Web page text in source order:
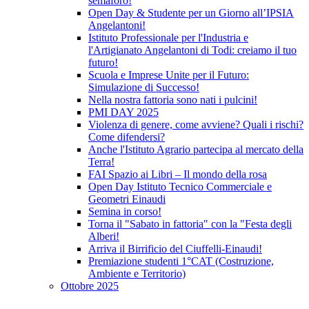
Open Day & Studente per un Giorno all’IPSIA
Angelantoni!
Istituto Professionale per l'Industria e
l'Artigianato Angelantoni di Todi: creiamo il tuo
futuro!
Scuola e Imprese Unite per il Futuro:
Simulazione di Successo!
Nella nostra fattoria sono nati i pulcini!
PMI DAY 2025
Violenza di genere, come avviene? Quali i rischi?
Come difendersi?
Anche l'Istituto Agrario partecipa al mercato della
Terra!
FAI Spazio ai Libri – Il mondo della rosa
Open Day Istituto Tecnico Commerciale e
Geometri Einaudi
Semina in corso!
Torna il "Sabato in fattoria" con la "Festa degli
Alberi!
Arriva il Birrificio del Ciuffelli-Einaudi!
Premiazione studenti 1°CAT (Costruzione,
Ambiente e Territorio)
Ottobre 2025